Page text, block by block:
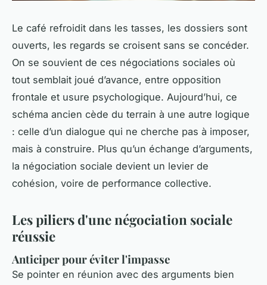
Le café refroidit dans les tasses, les dossiers sont
ouverts, les regards se croisent sans se concéder.
On se souvient de ces négociations sociales où
tout semblait joué d’avance, entre opposition
frontale et usure psychologique. Aujourd’hui, ce
schéma ancien cède du terrain à une autre logique
: celle d’un dialogue qui ne cherche pas à imposer,
mais à construire. Plus qu’un échange d’arguments,
la négociation sociale devient un levier de
cohésion, voire de performance collective.
Les piliers d'une négociation sociale
réussie
Anticiper pour éviter l'impasse
Se pointer en réunion avec des arguments bien